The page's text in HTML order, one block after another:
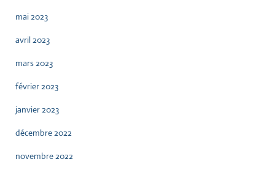
mai 2023
avril 2023
mars 2023
février 2023
janvier 2023
décembre 2022
novembre 2022